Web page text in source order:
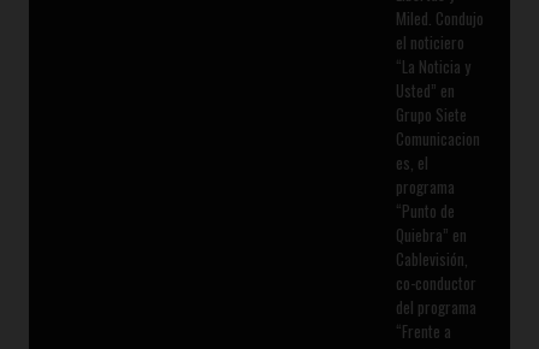
Miled. Condujo
el noticiero
“La Noticia y
Usted” en
Grupo Siete
Comunicacion
es, el
programa
“Punto de
Quiebra” en
Cablevisión,
co-conductor
del programa
“Frente a